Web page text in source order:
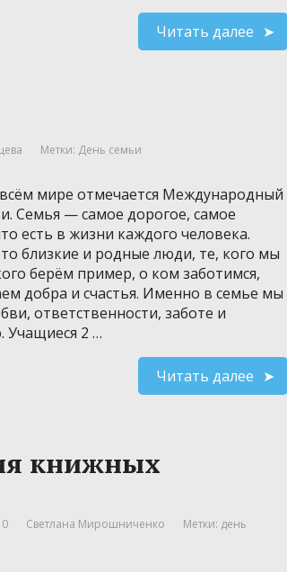
Читать далее
Метки: День семьи
мире отмечается Международный
Семья — самое дорогое, самое
есть в жизни каждого человека.
близкие и родные люди, те, кого мы
берём пример, о ком заботимся,
добра и счастья. Именно в семье мы
ответственности, заботе и
Учащиеся 2 …
Читать далее
книжных
Светлана Мирошниченко Метки: день